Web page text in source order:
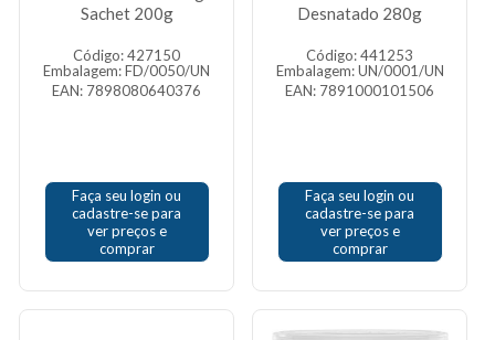
Sachet 200g
Código: 427150
Embalagem: FD/0050/UN
EAN: 7898080640376
Faça seu login ou
cadastre-se para
ver preços e
comprar
Desnatado 280g
Código: 441253
Embalagem: UN/0001/UN
EAN: 7891000101506
Faça seu login ou
cadastre-se para
ver preços e
comprar